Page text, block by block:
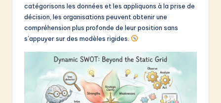
S
o
catégorisons les données et les appliquons à la prise de
décision, les organisations peuvent obtenir une
compréhension plus profonde de leur position sans
s’appuyer sur des modèles rigides.